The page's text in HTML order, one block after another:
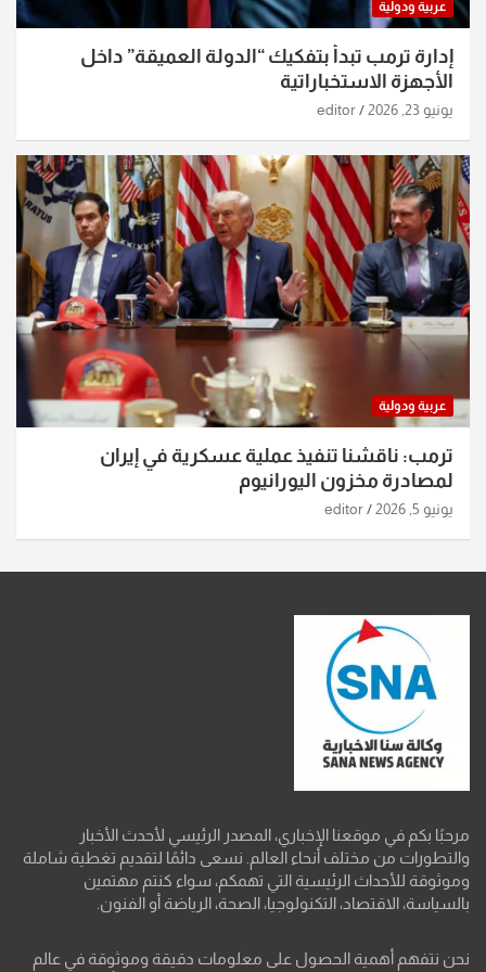
عربية ودولية
إدارة ترمب تبدأ بتفكيك “الدولة العميقة” داخل
الأجهزة الاستخباراتية
يونيو 23, 2026 editor
عربية ودولية
ترمب: ناقشنا تنفيذ عملية عسكرية في إيران
لمصادرة مخزون اليورانيوم
يونيو 5, 2026 editor
مرحبًا بكم في موقعنا الإخباري، المصدر الرئيسي لأحدث الأخبار
والتطورات من مختلف أنحاء العالم. نسعى دائمًا لتقديم تغطية شاملة
وموثوقة للأحداث الرئيسية التي تهمكم، سواء كنتم مهتمين
بالسياسة، الاقتصاد، التكنولوجيا، الصحة، الرياضة أو الفنون.
نحن نتفهم أهمية الحصول على معلومات دقيقة وموثوقة في عالم